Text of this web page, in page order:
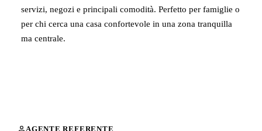
servizi, negozi e principali comodità. Perfetto per famiglie o
per chi cerca una casa confortevole in una zona tranquilla
ma centrale.
AGENTE REFERENTE